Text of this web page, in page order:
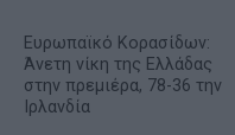
Ευρωπαϊκό Κορασίδων:
Άνετη νίκη της Ελλάδας
στην πρεμιέρα, 78-36 την
Ιρλανδία